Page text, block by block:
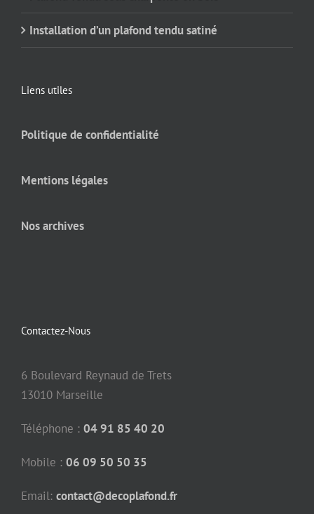
Installation d’un plafond tendu satiné
Liens utiles
Politique de confidentialité
Mentions légales
Nos archives
Contactez-Nous
6 Boulevard Reynaud de Trets
13010 Marseille
Téléphone : 04 91 85 40 20
Mobile : 06 09 50 50 35
Email: contact@decoplafond.fr